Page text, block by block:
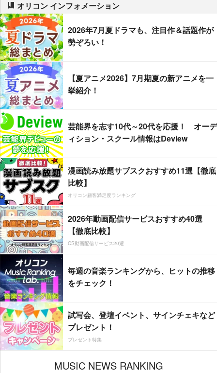
オリコン インフォメーション
2026年7月夏ドラマも、注目作＆話題作が
勢ぞろい！
【夏アニメ2026】7月期夏の新アニメを一
挙紹介！
芸能界を志す10代～20代を応援！ オーデ
ィション・スクール情報はDeview
漫画読み放題サブスクおすすめ11選【徹底
比較】
オリコン顧客満足度ランキング
2026年動画配信サービスおすすめ40選
【徹底比較】
CS動画配信サービス20選
毎週の音楽ランキングから、ヒットの推移
をチェック！
試写会、登壇イベント、サインチェキなど
プレゼント！
プレゼント特集
MUSIC NEWS RANKING